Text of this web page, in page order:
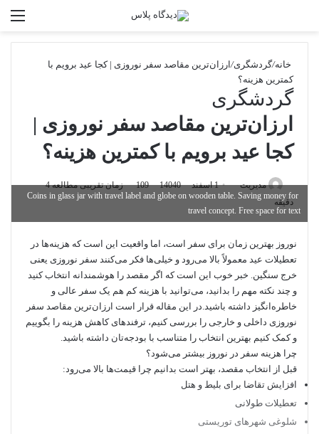
جستجو
خانه/گردشگری/ارزان‌ترین مقاصد سفر نوروزی | کجا عید برویم با
کمترین هزینه؟
گردشگری
ارزان‌ترین مقاصد سفر نوروزی |
کجا عید برویم با کمترین هزینه؟
مدیریت ا
ه
ا
ی
م
ی
ل
1 اسفند 1404 0
109
زمان تقریبی مطالعه 4
دقیقه
Coins in glass jar with travel label and globe on wooden table. Saving money for
travel concept. Free space for text
نوروز بهترین زمان برای سفر است، اما واقعیت این است که هزینه‌ها در
تعطیلات عید معمولاً بالا می‌رود و خیلی‌ها فکر می‌کنند سفر نوروزی یعنی
خرج سنگین. خبر خوب این است که اگر مقصد را هوشمندانه انتخاب کنید
و چند نکته مهم را بدانید، می‌توانید با هزینه کم هم یک سفر عالی و
خاطره‌انگیز داشته باشید.در این مقاله قرار است ارزان‌ترین مقاصد سفر
نوروزی داخلی و خارجی را بررسی کنیم، ترفندهای کاهش هزینه را بگوییم
و کمک کنیم بهترین انتخاب را متناسب با بودجه‌تان داشته باشید.
چرا هزینه سفر در نوروز بیشتر می‌شود؟
قبل از انتخاب مقصد، بهتر است بدانیم چرا قیمت‌ها بالا می‌رود:
افزایش تقاضا برای بلیط و هتل
تعطیلات طولانی
شلوغی شهرهای توریستی